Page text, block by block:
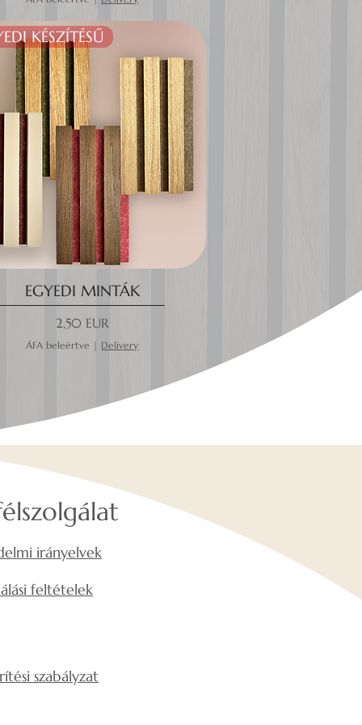
KÉSZÍTÉSŰ
EGYEDI MINTÁK
Ár
2,50 EUR
ÁFA beleértve | Delivery
irányelvek
feltételek
szabályzat